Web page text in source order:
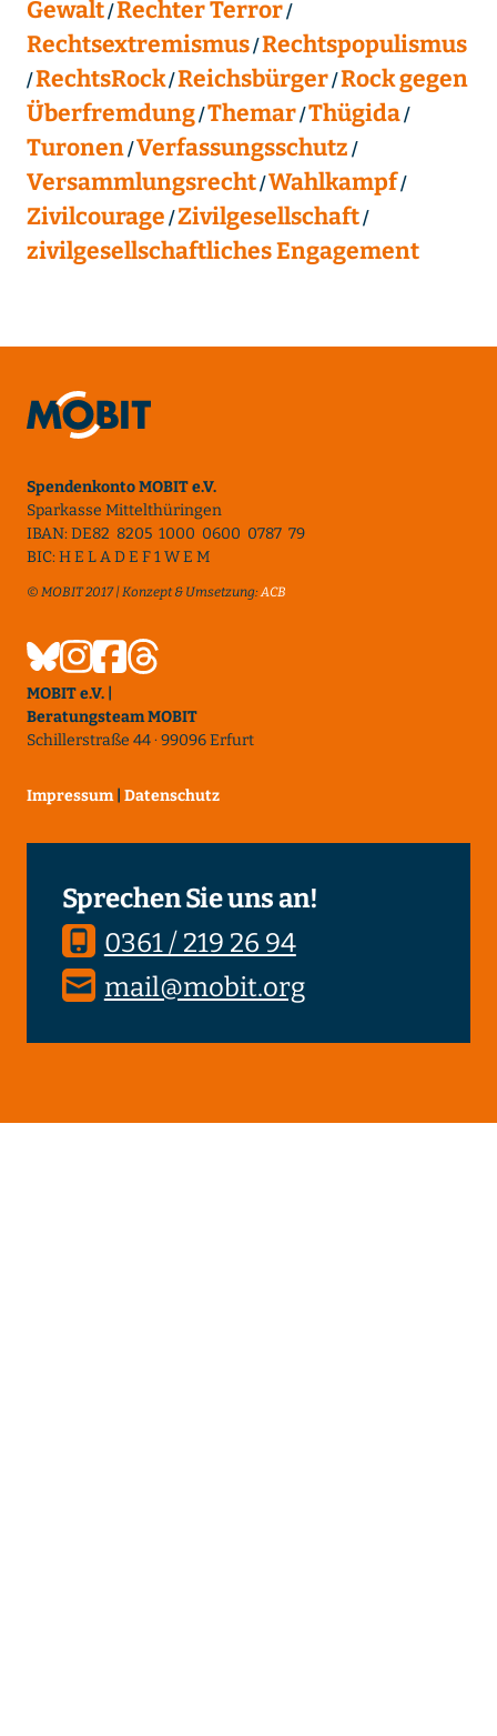
Gewalt Rechter Terror
Rechtsextremismus Rechtspopulismus
RechtsRock Reichsbürger Rock gegen
Überfremdung Themar Thügida
Turonen Verfassungsschutz
Versammlungsrecht Wahlkampf
Zivilcourage Zivilgesellschaft
zivilgesellschaftliches Engagement
Spendenkonto MOBIT e.V.
Sparkasse Mittelthüringen
IBAN: DE82 8205 1000 0600 0787 79
BIC: H E L A D E F 1 W E M
© MOBIT 2017 | Konzept & Umsetzung:ACB
MOBIT e.V. |
Beratungsteam MOBIT
Schillerstraße 44 · 99096 Erfurt
Impressum Datenschutz
Sprechen Sie uns an!
0361 / 219 26 94
mail@mobit.org